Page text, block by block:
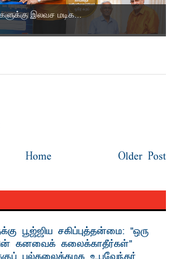
இலவச மடிக...
Older Post
Home
பூஜ்ஜிய சகிப்புத்தன்மை: "ஒரு
கனவைக் கலைக்காதீர்கள்" –